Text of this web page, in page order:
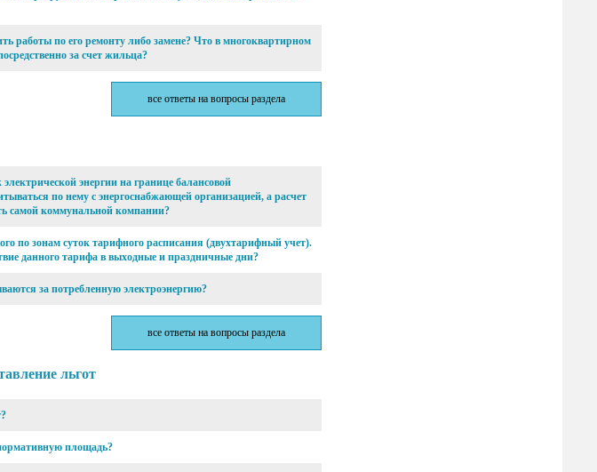
работы по его ремонту либо замене? Что в многоквартирном
за счет жильца?
все ответы на вопросы раздела
энергии на границе балансовой
по нему с энергоснабжающей организацией, а расчет
самой коммунальной компании?
по зонам суток тарифного расписания (двухтарифный учет).
данного тарифа в выходные и праздничные дни?
за потребленную электроэнергию?
все ответы на вопросы раздела
льгот
площадь?